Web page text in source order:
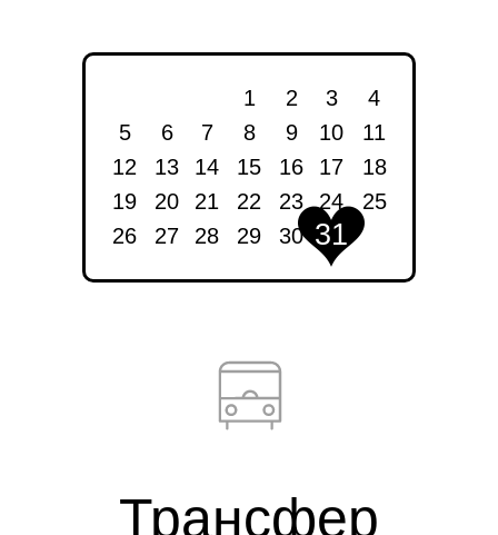
5
12
19
26
6
13
20
27
7
14
21
28
1
8
15
22
29
2
9
16
23
30
3
10
17
24
31
4
11
18
25
31
Трансфер